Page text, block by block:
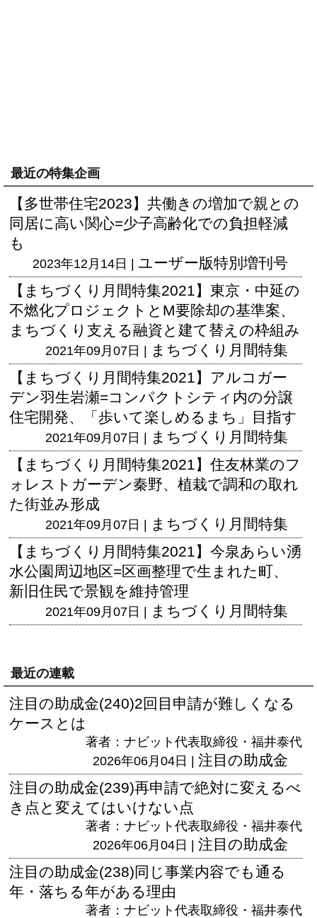
最近の特集企画
【多世帯住宅2023】共働きの増加で親との
同居に高い関心=少子高齢化での負担軽減
も
2023年12月14日 | ユーザー版特別増刊号
【まちづくり月間特集2021】東京・中延の
不燃化プロジェクトとM要除却の基準案、
まちづくり支える融資と建て替えの枠組み
2021年09月07日 | まちづくり月間特集
【まちづくり月間特集2021】アルコガー
デン羽生岩瀬=コンパクトシティ内の分譲
住宅開発、「歩いて楽しめるまち」目指す
2021年09月07日 | まちづくり月間特集
【まちづくり月間特集2021】住友林業のフ
ォレストガーデン秦野、植栽で調和の取れ
た街並み形成
2021年09月07日 | まちづくり月間特集
【まちづくり月間特集2021】今泉あらい湧
水公園周辺地区=区画整理で生まれた町、
新旧住民で景観を維持管理
2021年09月07日 | まちづくり月間特集
最近の連載
注目の助成金(240)2回目申請が難しくなる
ケースとは
著者：ナビット代表取締役・福井泰代
2026年06月04日 | 注目の助成金
注目の助成金(239)再申請で絶対に変えるべ
き点と変えてはいけない点
著者：ナビット代表取締役・福井泰代
2026年06月04日 | 注目の助成金
注目の助成金(238)同じ事業内容でも通る
年・落ちる年がある理由
著者：ナビット代表取締役・福井泰代